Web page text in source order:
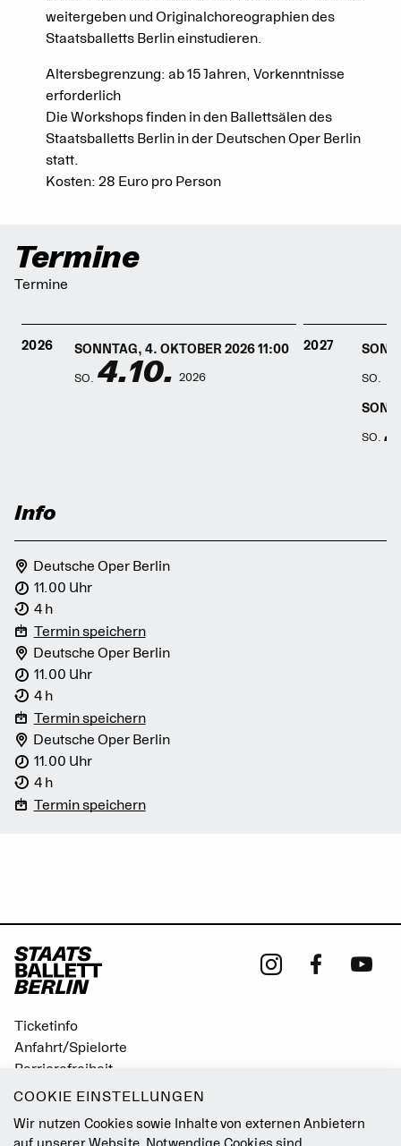
weitergeben und Originalchoreographien des
Staatsballetts Berlin einstudieren.
Altersbegrenzung: ab 15 Jahren, Vorkenntnisse
erforderlich
Die Workshops finden in den Ballettsälen des
Staatsballetts Berlin in der Deutschen Oper Berlin
statt.
Kosten: 28 Euro pro Person
Termine
Termine
2026 SONNTAG, 4. OKTOBER 2026 11:00
SO. 4.10. 2026
2027
SO.
SO.
Info
Deutsche Oper Berlin
11.00 Uhr
4 h
Termin speichern
Deutsche Oper Berlin
11.00 Uhr
4 h
Termin speichern
Deutsche Oper Berlin
11.00 Uhr
4 h
Termin speichern
Ticketinfo
Anfahrt/Spielorte
Barrierefreiheit
Leichte Sprache
Leitbild
COOKIE EINSTELLUNGEN
Wir nutzen Cookies sowie Inhalte von externen Anbietern